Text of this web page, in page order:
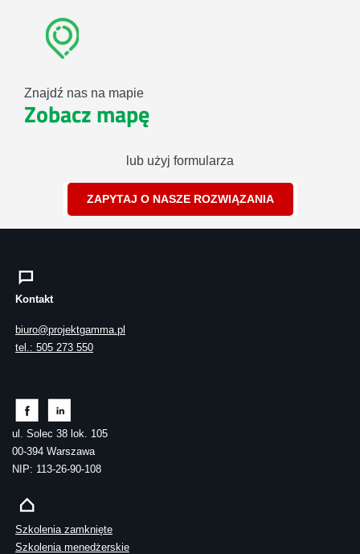
Znajdź nas na mapie
Zobacz mapę
lub użyj formularza
ZAPYTAJ O NASZE ROZWIĄZANIA
Kontakt
biuro@projektgamma.pl
tel.: 505 273 550
ul. Solec 38 lok. 105
00-394 Warszawa
NIP: 113-26-90-108
Szkolenia zamknięte
Szkolenia menedżerskie